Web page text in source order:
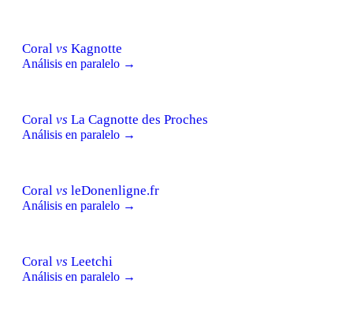
Coral vs Kagnotte
Análisis en paralelo →
Coral vs La Cagnotte des Proches
Análisis en paralelo →
Coral vs leDonenligne.fr
Análisis en paralelo →
Coral vs Leetchi
Análisis en paralelo →